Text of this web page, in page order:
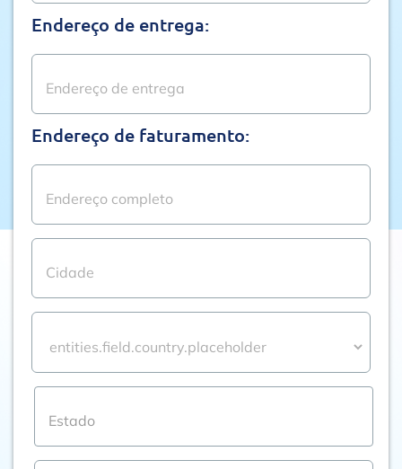
Endereço de entrega:
Endereço de faturamento: